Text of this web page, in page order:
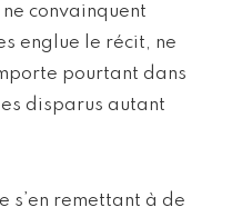
convainquent
englue le récit, ne
pourtant dans
disparus autant
s’en remettant à de